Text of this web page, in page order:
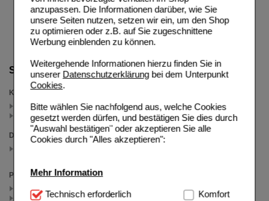
anzupassen. Die Informationen darüber, wie Sie
unsere Seiten nutzen, setzen wir ein, um den Shop
zu optimieren oder z.B. auf Sie zugeschnittene
Werbung einblenden zu können.
Weitergehende Informationen hierzu finden Sie in
unserer Datenschutzerklärungbei dem Unterpunkt
Cookies.
Bitte wählen Sie nachfolgend aus, welche Cookies
gesetzt werden dürfen, und bestätigen Sie dies durch
"Auswahl bestätigen" oder akzeptieren Sie alle
Cookies durch "Alles akzeptieren":
Mehr Information
Technisch Notwendig:Hierbei handelt es sich um
Technisch erforderlich Komfort
Suche verfeinern
Kategorien
Menstruationsbeschwerden (4)
Wechseljahre (2)
Darreichungsform
Packungsgröße
30 St (2)
90 St (1)